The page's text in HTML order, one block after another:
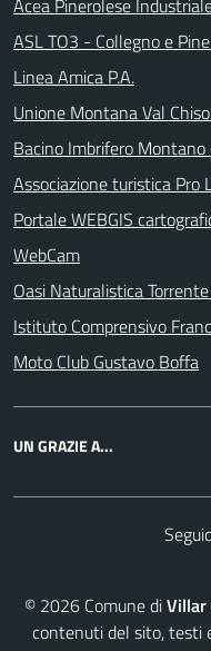
Acea Pinerolese
ASL TO3 - Collegno e
Linea Amica P.A.
Unione Montana Val
Bacino Imbrifero Montano
Associazione turistica Pro
Portale WEBGIS
WebCam
Oasi Naturalistica
Istituto Comprensivo
Moto Club Gustavo Boffa
UN GRAZIE A...
© 2026 Comune diVillar
contenuti del sito, testi